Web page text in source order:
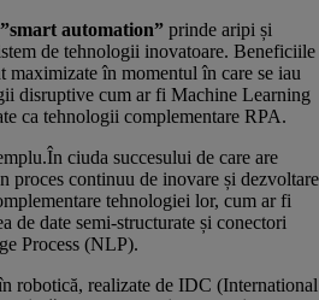
”smart automation” prinde aripi și
de tehnologii inovatoare. Beneficiile
maximizate în momentul în care se iau
disruptive cum ar fi Machine Learning
ca tehnologii complementare RPA.
ciuda succesului de care are
proces continuu de inovare și dezvoltare
tehnologiei lor, cum ar fi
de date semi-structurate și conectori
Process (NLP).
robotică, realizate de IDC (International